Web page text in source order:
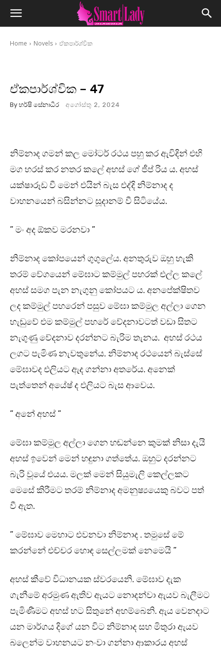
Home Novels ඒකපාර්ශ්වික
ඒකපාර්ශ්වික – 47
By හර්ෂි සේනාධීර අගෝස්තු 2, 2024
නිම්නාද ගමන් කල මෝටර් රථය පහු කර ඇවිදින් එහි
මග හරස් කර නතර කලේ අහස් ගේ ජීප් රිය ය. අහස්
යක්ෂාරූඩ වී මෙන් එයින් බැස එද්දි නිම්නාද ද
වාහනයෙන් බසින්නට සූදානම් වී සිටියේය.
” මං අද ඕකව මරනවා ”
නිම්නාද කෝපයෙන් ගුගුලේය. අනතුරුව ඔහු හැකි
තරම් වේගයෙන් මේඝාට කම්මුල් පහරක් එල්ල කලේ
අහස් සමග පැන නැගුනු කෝපයට ය. අනපේක්ෂිතව
ලද කම්මුල් පහරෙන් පසුව මේඝා කම්මුල අල්ලා ගෙන
හැඬුවේ එම කම්මුල් පහරේ වේදනාවටත් වඩා සිතට
නැගුණු වේදනාව දරන්නට බැරිම තැනය. අහස් රථය
ලගට පැමිණ නැවතුනේය. නිම්නාද රථයෙන් බැස්සේ
මේඝාවද එලියට ඇද ගන්නා අතරේය. අනෙක්
පැත්තෙන් අයේෂ් ද එලියට බැස ආවෙය.
” අනේ අහස් ”
මේඝා කම්මුල අල්ලා ගෙන හඬන්නෙ කුමක් නිසා දැයි
අහස් ඉවෙන් මෙන් හඳුනා ගත්තේය. ඔහුට දරන්නට
බැරි වූයේ එයය. මලක් මෙන් සියුමැලි කෙල්ලකට
මෙසේ කිරීමට තරම් නිම්නාද අමනුෂ්‍යයෙකු බවට පත්
වී ඇත.
” මේඝාව මෙහාට එවනවා නිම්නාද . තමුසේ මේ
කරන්නේ එච්චර හොඳ සෙල්ලමක් නෙමෙයි ”
අහස් කීවේ විධානයක ස්වරයෙනි. මේඝාව දැක
ගැනීමේ අරමුණ ඇතිව ඇයට නොදන්වා ඇයව බැලීමට
පැමිණීමට අහස් හට සිතුනේ අහම්බෙනි. ඇය වෙනදාට
යන මාර්ගය දිගේ යන විට නිම්නාද සහ මිතුරා ඇයව
බලෙන්ම වාහනයට නංවා ගන්නා ආකාරය අහස්